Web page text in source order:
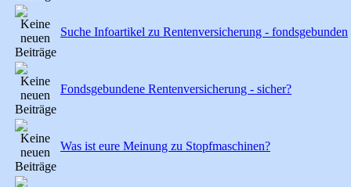
Suche Infoartikel zu Rentenversicherung - fondsgebunden
Fondsgebundene Rentenversicherung - sicher?
Was ist eure Meinung zu Stopfmaschinen?